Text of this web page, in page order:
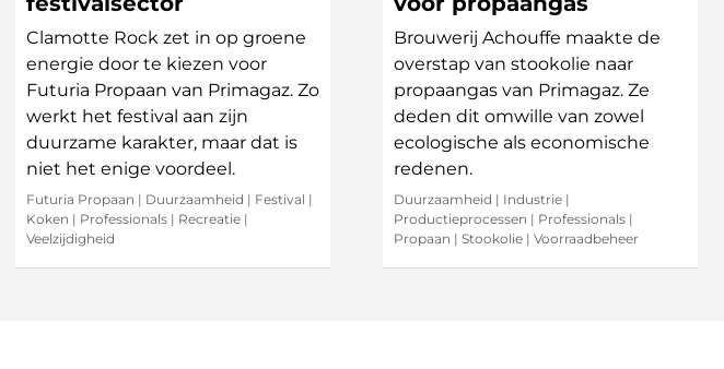
Clamotte Rock zet in op groene
energie door te kiezen voor
Futuria Propaan van Primagaz. Zo
werkt het festival aan zijn
duurzame karakter, maar dat is
niet het enige voordeel.
Futuria Propaan | Duurzaamheid | Festival |
Koken | Professionals | Recreatie |
Veelzijdigheid
Brouwerij Achouffe maakte de
overstap van stookolie naar
propaangas van Primagaz. Ze
deden dit omwille van zowel
ecologische als economische
redenen.
Duurzaamheid | Industrie |
Productieprocessen | Professionals |
Propaan | Stookolie | Voorraadbeheer